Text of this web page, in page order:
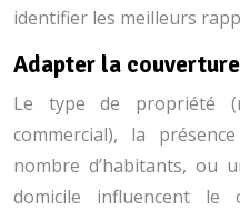
identifier les meilleurs
Adapter la
Le type de propriété
commercial), la
nombre d’habitants, ou
domicile influencent